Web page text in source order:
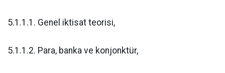
5.1.1.1. Genel iktisat teorisi,
5.1.1.2. Para, banka ve konjonktür,